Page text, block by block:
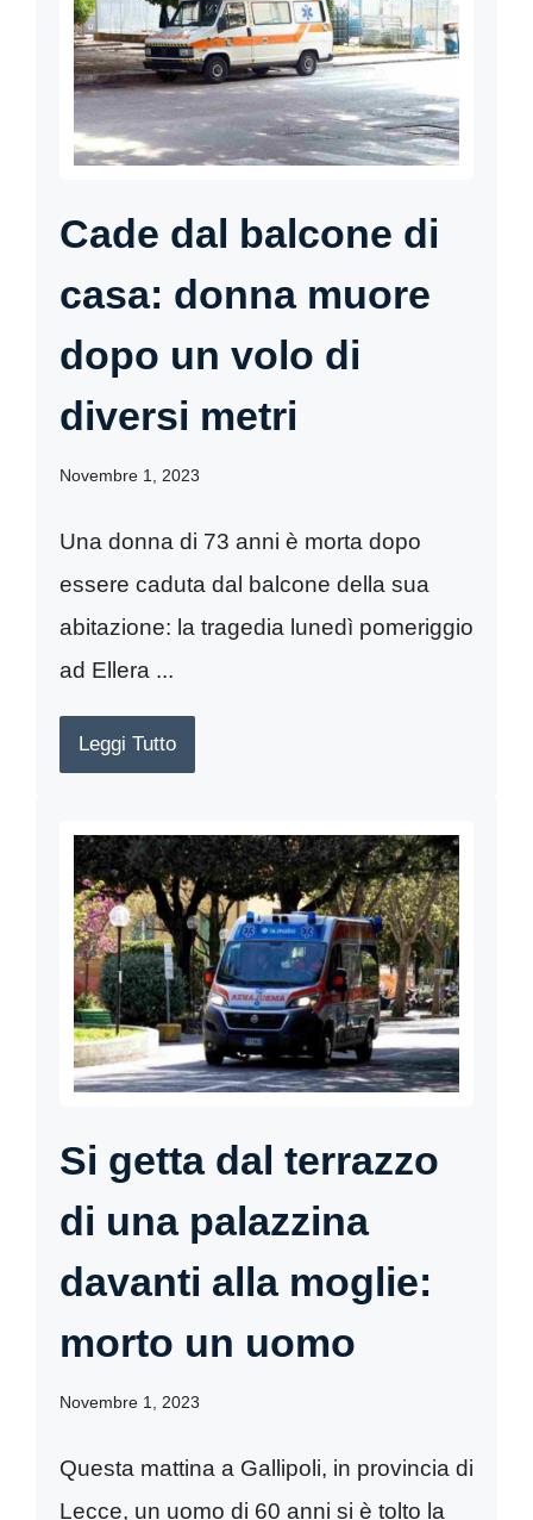
Cade dal balcone di
casa: donna muore
dopo un volo di
diversi metri
Novembre 1, 2023
Una donna di 73 anni è morta dopo
essere caduta dal balcone della sua
abitazione: la tragedia lunedì pomeriggio
ad Ellera ...
Leggi Tutto
Si getta dal terrazzo
di una palazzina
davanti alla moglie:
morto un uomo
Novembre 1, 2023
Questa mattina a Gallipoli, in provincia di
Lecce, un uomo di 60 anni si è tolto la